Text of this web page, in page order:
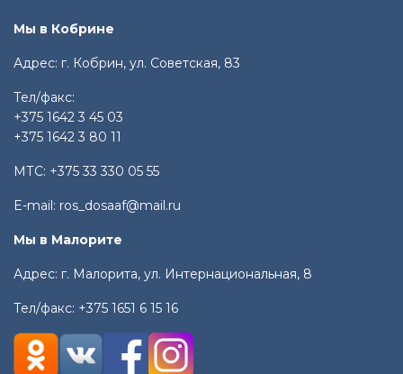
Мы в Кобрине
Адрес: г. Кобрин, ул. Советская, 83
Тел/факс:
+375 1642 3 45 03
+375 1642 3 80 11
МТС: +375 33 330 05 55
E-mail: ros_dosaaf@mail.ru
Мы в Малорите
Адрес: г. Малорита, ул. Интернациональная, 8
Тел/факс: +375 1651 6 15 16